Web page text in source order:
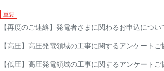
重要
【再度のご連絡】発電者さまに関わるお申込につい
【高圧】高圧発電領域の工事に関するアンケート
【低圧】高圧発電領域の工事に関するアンケート